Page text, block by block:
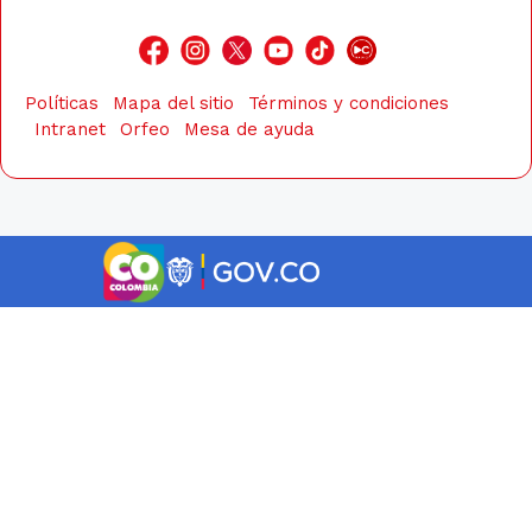
Políticas Mapa del sitio
Términos y condiciones
Intranet
Orfeo Mesa de ayuda